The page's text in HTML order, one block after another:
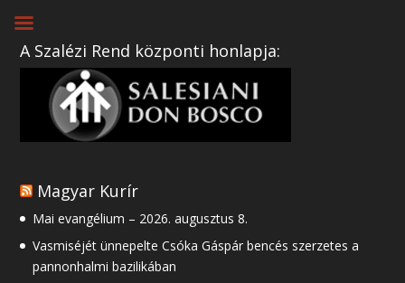
A Szalézi Rend központi honlapja:
Magyar Kurír
Mai evangélium – 2026. augusztus 8.
Vasmiséjét ünnepelte Csóka Gáspár bencés szerzetes a
pannonhalmi bazilikában